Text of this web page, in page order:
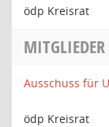
ödp Kreisrat
MITGLIEDER
Ausschuss für
ödp Kreisrat